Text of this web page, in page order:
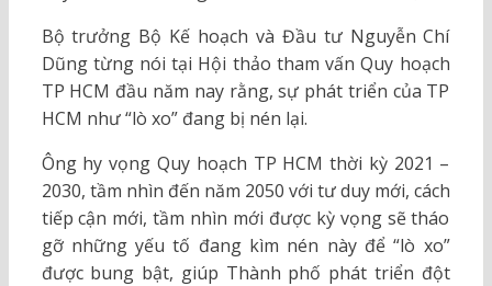
Bộ trưởng Bộ Kế hoạch và Đầu tư Nguyễn Chí
Dũng từng nói tại Hội thảo tham vấn Quy hoạch
TP HCM đầu năm nay rằng, sự phát triển của TP
HCM như “lò xo” đang bị nén lại.
Ông hy vọng Quy hoạch TP HCM thời kỳ 2021 –
2030, tầm nhìn đến năm 2050 với tư duy mới, cách
tiếp cận mới, tầm nhìn mới được kỳ vọng sẽ tháo
gỡ những yếu tố đang kìm nén này để “lò xo”
được bung bật, giúp Thành phố phát triển đột